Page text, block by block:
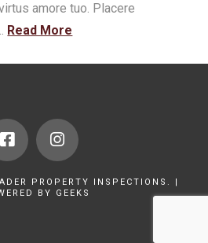
amore tuo. Placere
Read More
PROPERTY INSPECTIONS. |
BY GEEKS